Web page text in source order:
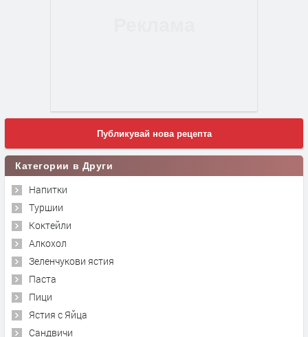
Публикувай нова рецепта
Категории в Други
Напитки
Туршии
Коктейли
Алкохол
Зеленчукови ястия
Паста
Пици
Ястия с Яйца
Сандвичи